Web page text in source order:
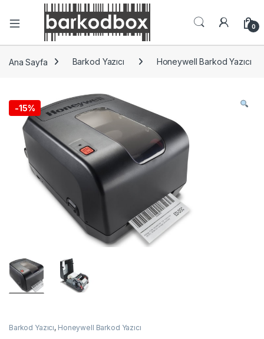
0
Ana Sayfa Barkod Yazıcı Honeywell Barkod Yazıcı
-15%
Barkod Yazıcı, Honeywell Barkod Yazıcı